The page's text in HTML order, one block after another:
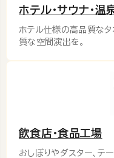
ホテル･サウナ･温
ホテル仕様の高品質なタ
質な空間演出を。
飲食店・食品工場
おしぼりやダスター、テ